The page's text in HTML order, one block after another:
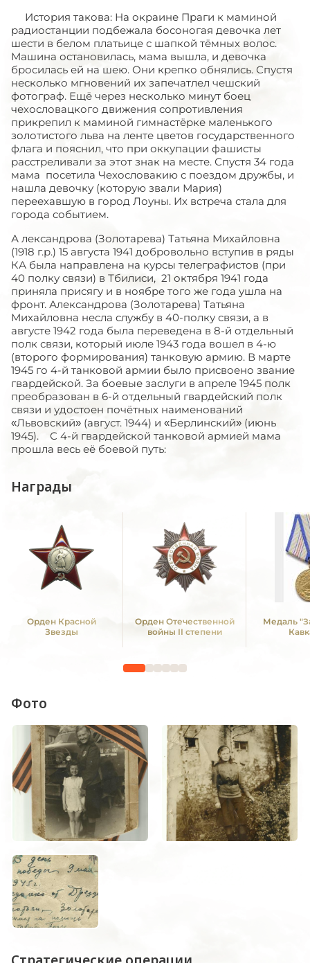
История такова: На окраине Праги к маминой
радиостанции подбежала босоногая девочка лет
шести в белом платьице с шапкой тёмных волос.
Машина остановилась, мама вышла, и девочка
бросилась ей на шею. Они крепко обнялись. Спустя
несколько мгновений их запечатлел чешский
фотограф. Ещё через несколько минут боец
чехословацкого движения сопротивления
прикрепил к маминой гимнастёрке маленького
золотистого льва на ленте цветов государственного
флага и пояснил, что при оккупации фашисты
расстреливали за этот знак на месте. Спустя 34 года
мама посетила Чехословакию с поездом дружбы, и
нашла девочку (которую звали Мария)
переехавшую в город Лоуны. Их встреча стала для
города событием.
А лександрова (Золотарева) Татьяна Михайловна
(1918 г.р.) 15 августа 1941 добровольно вступив в ряды
КА была направлена на курсы телеграфистов (при
40 полку связи) в Тбилиси, 21 октября 1941 года
приняла присягу и в ноябре того же года ушла на
фронт. Александрова (Золотарева) Татьяна
Михайловна несла службу в 40-полку связи, а в
августе 1942 года была переведена в 8-й отдельный
полк связи, который июле 1943 года вошел в 4-ю
(второго формирования) танковую армию. В марте
1945 го 4-й танковой армии было присвоено звание
гвардейской. За боевые заслуги в апреле 1945 полк
преобразован в 6-й отдельный гвардейский полк
связи и удостоен почётных наименований
«Львовский» (август. 1944) и «Берлинский» (июнь
1945). С 4-й гвардейской танковой армией мама
прошла весь её боевой путь:
Награды
Орден Красной
Звезды
Орден Отечественной
войны II степени
Медаль
Фото